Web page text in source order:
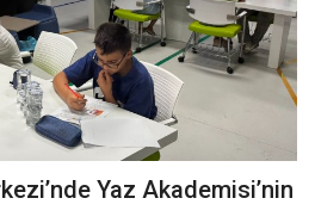
Yaz Akademisi’nin